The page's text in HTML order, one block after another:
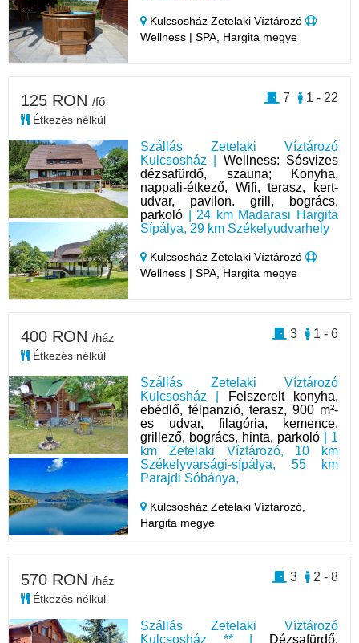
Kulcsosház Zetelaki Víztározó
Wellness | SPA, Hargita megye
Szállás Zetelaki Víztározó
Kulcsosház | Wellness: Sósvizes
dézsafürdő, szauna; Konyha,
nappali-étkező, Wifi, terasz, kert-
udvar, pavilon. grill, bogrács,
parkoló | 24 km Madarasi Hargita
Sípálya, 29 km Székelyudvarhely
Kulcsosház Zetelaki Víztározó
Wellness | SPA, Hargita megye
125 RON /fő
Étkezés nélkül
1 - 22
7
Szállás Zetelaki Víztározó
Kulcsosház |
Felszerelt konyha,
ebédlő, félpanzió, terasz, 900 m²-
es udvar, filagória, kemence,
grillező, bogrács, hinta, parkoló | 1
km Zetelaki Víztározó, 10 km
Székelyvarsági-sípálya, 55 km
Parajdi Sóbánya,
Kulcsosház Zetelaki Víztározó,
Hargita megye
400 RON /ház
Étkezés nélkül
1 - 6
3
Szállás Zetelaki Víztározó
Kulcsosház ** |
Dézsafürdő,
570 RON /ház
Étkezés nélkül
2 - 8
3